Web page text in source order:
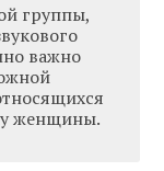
группы,
важно
женщины.